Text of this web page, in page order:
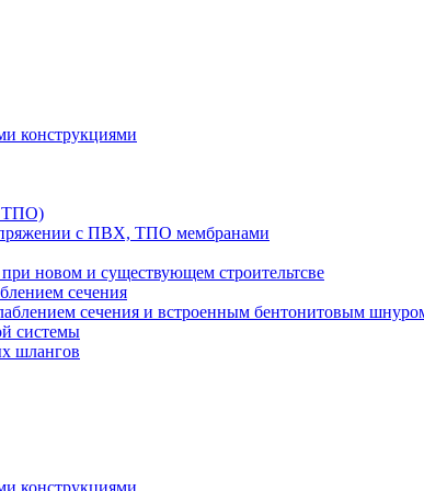
конструкциями
ТПО)
с ПВХ, ТПО мембранами
новом и существующем строительтсве
сечения
сечения и встроенным бентонитовым
системы
шлангов
конструкциями